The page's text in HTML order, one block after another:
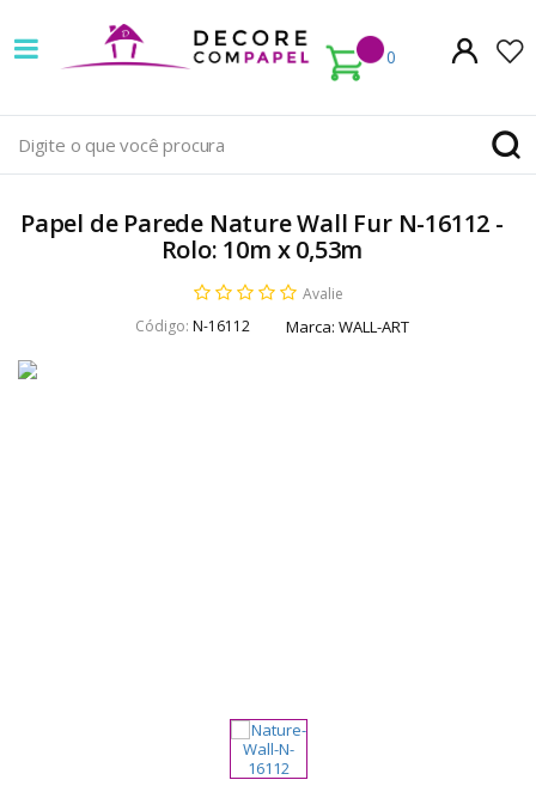
0
Decore
com
papel
é
pioneira
venda
Papel de Parede Nature Wall Fur N-16112 -
Rolo: 10m x 0,53m
Avalie
Código: N-16112 Marca: WALL-ART